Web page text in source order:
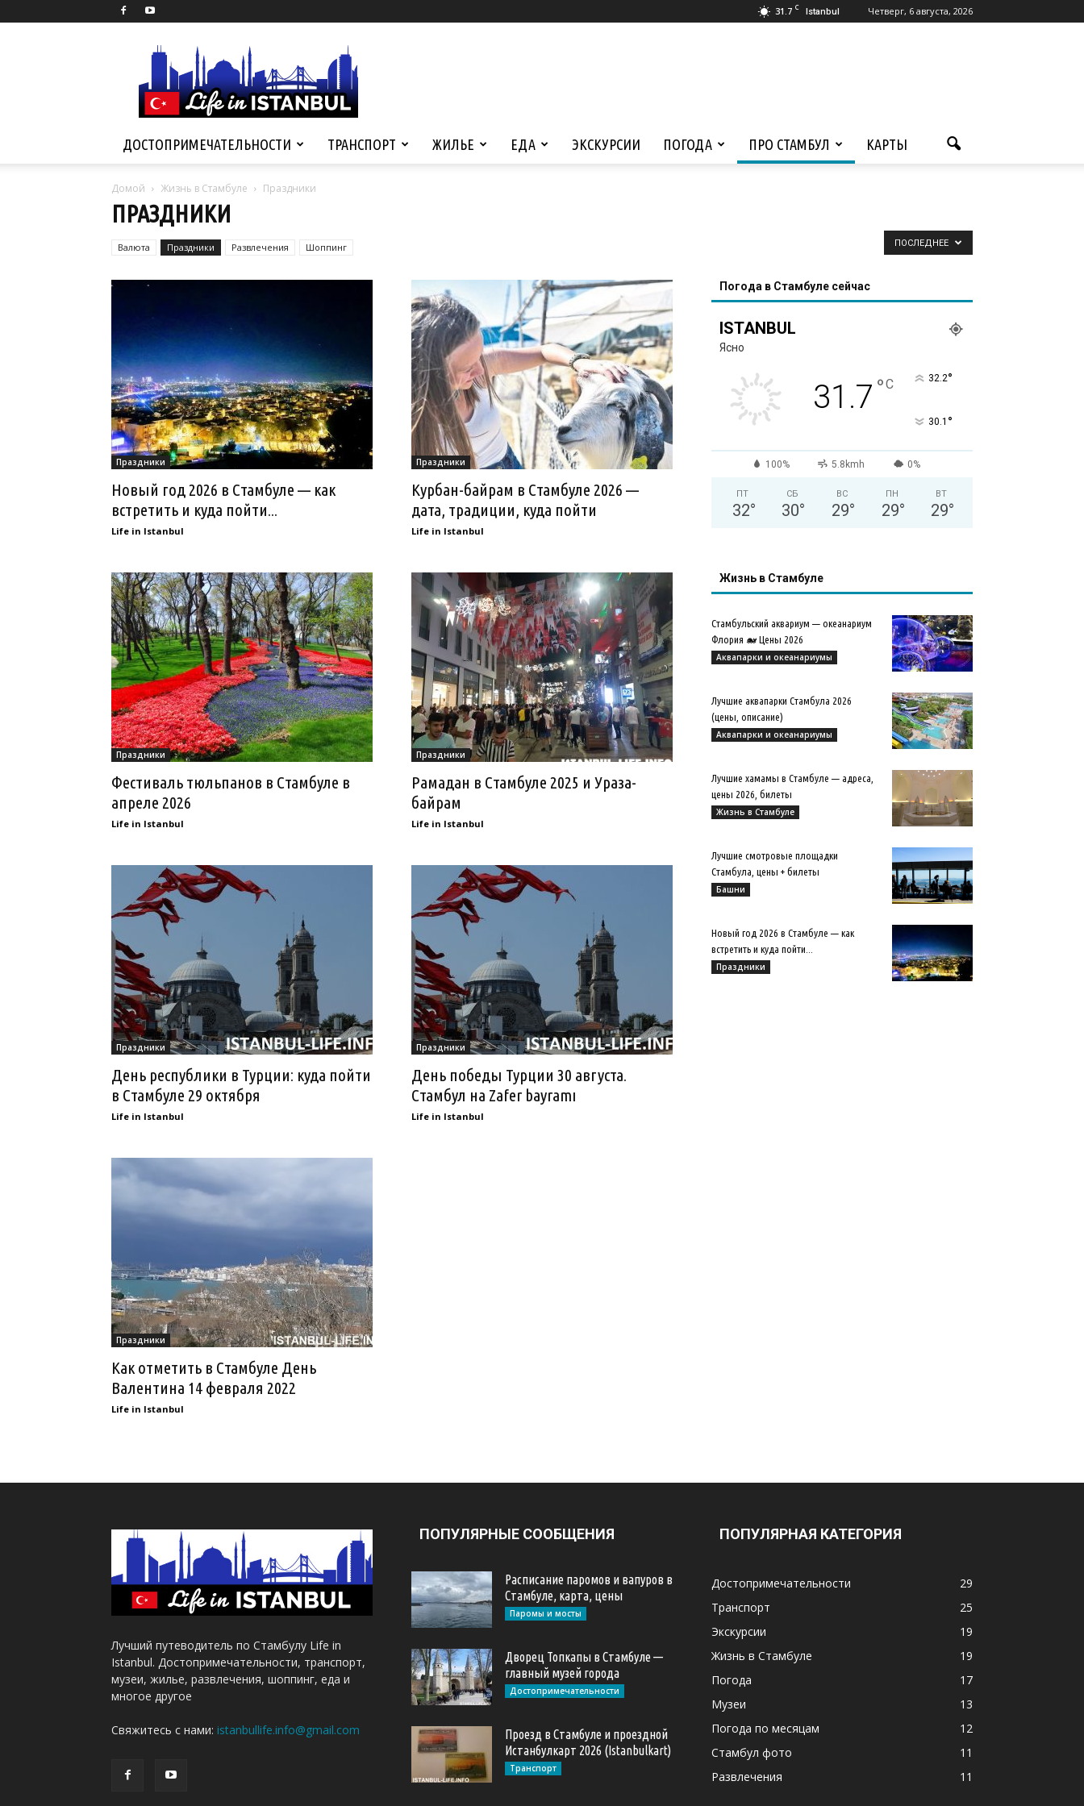
31.7 C Istanbul Четверг, 6 августа, 2026
Life
Istanbul
ДОСТОПРИМЕЧАТЕЛЬНОСТИ ТРАНСПОРТ ЖИЛЬЕ ЕДА ЭКСКУРСИИ ПОГОДА ПРО СТАМБУЛ КАРТЫ
Домой Жизнь в Стамбуле Праздники
ПРАЗДНИКИ
Валюта Праздники Развлечения Шоппинг ПОСЛЕДНЕЕ
Праздники
Новый год 2026 в Стамбуле — как
встретить и куда пойти...
Life in Istanbul
Праздники
Курбан-байрам в Стамбуле 2026 —
дата, традиции, куда пойти
Life in Istanbul
Праздники
Фестиваль тюльпанов в Стамбуле в
апреле 2026
Life in Istanbul
Праздники
Рамадан в Стамбуле 2025 и Ураза-
байрам
Life in Istanbul
Праздники
День республики в Турции: куда пойти
в Стамбуле 29 октября
Life in Istanbul
Праздники
День победы Турции 30 августа.
Стамбул на Zafer bayramı
Life in Istanbul
Праздники
Как отметить в Стамбуле День
Валентина 14 февраля 2022
Life in Istanbul
Погода в Стамбуле сейчас
ISTANBUL
Ясно
31.7 °C 32.2°
30.1 °
100% 5.8kmh 0%
ПТ
32°
СБ
30°
ВС
29°
ПН
29°
ВТ
29°
Жизнь в Стамбуле
Стамбульский аквариум — океанариум
Флория 🐋 Цены 2026
Аквапарки и океанариумы
Лучшие аквапарки Стамбула 2026
(цены, описание)
Аквапарки и океанариумы
Лучшие хамамы в Стамбуле — адреса,
цены 2026, билеты
Жизнь в Стамбуле
Лучшие смотровые площадки
Стамбула, цены + билеты
Башни
Новый год 2026 в Стамбуле — как
встретить и куда пойти...
Праздники
Лучший путеводитель по Стамбулу Life in
Istanbul. Достопримечательности, транспорт,
музеи, жилье, развлечения, шоппинг, еда и
многое другое
Свяжитесь с нами: istanbullife.info@gmail.com
ПОПУЛЯРНЫЕ СООБЩЕНИЯ
Расписание паромов и вапуров в
Стамбуле, карта, цены
Паромы и мосты
Дворец Топкапы в Стамбуле —
главный музей города
Достопримечательности
Проезд в Стамбуле и проездной
Истанбулкарт 2026 (Istanbulkart)
Транспорт
ПОПУЛЯРНАЯ КАТЕГОРИЯ
Достопримечательности
29
Транспорт
25
Экскурсии
19
Жизнь в Стамбуле
19
Погода
17
Музеи
13
Погода по месяцам
12
Стамбул фото
11
Развлечения
11